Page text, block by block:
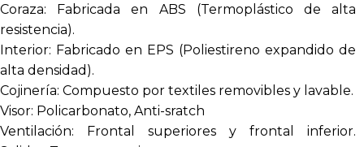
Coraza: Fabricada en ABS (Termoplástico de alta
resistencia).
Interior: Fabricado en EPS (Poliestireno expandido de
alta densidad).
Cojinería: Compuesto por textiles removibles y lavable.
Visor: Policarbonato, Anti-sratch
Ventilación: Frontal superiores y frontal inferior.